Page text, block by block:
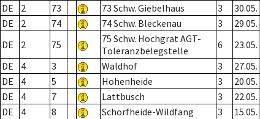
DE
2 73 73 Schw. Giebelhaus 3 30.05.
DE
2 74 74 Schw. Bleckenau 3 29.05.
DE
2 75
75 Schw. Hochgrat AGT-
Toleranzbelegstelle
6 23.05.
DE
4 3 Waldhof 3 27.05.
DE
4 5 Hohenheide 3 20.05.
DE
4 7 Lattbusch 3 22.05.
DE
4 8 Schorfheide-Wildfang 3 15.05.